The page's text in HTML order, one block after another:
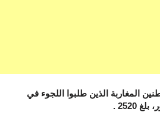
المغاربة الذين طلبوا اللجوء في
2520 .